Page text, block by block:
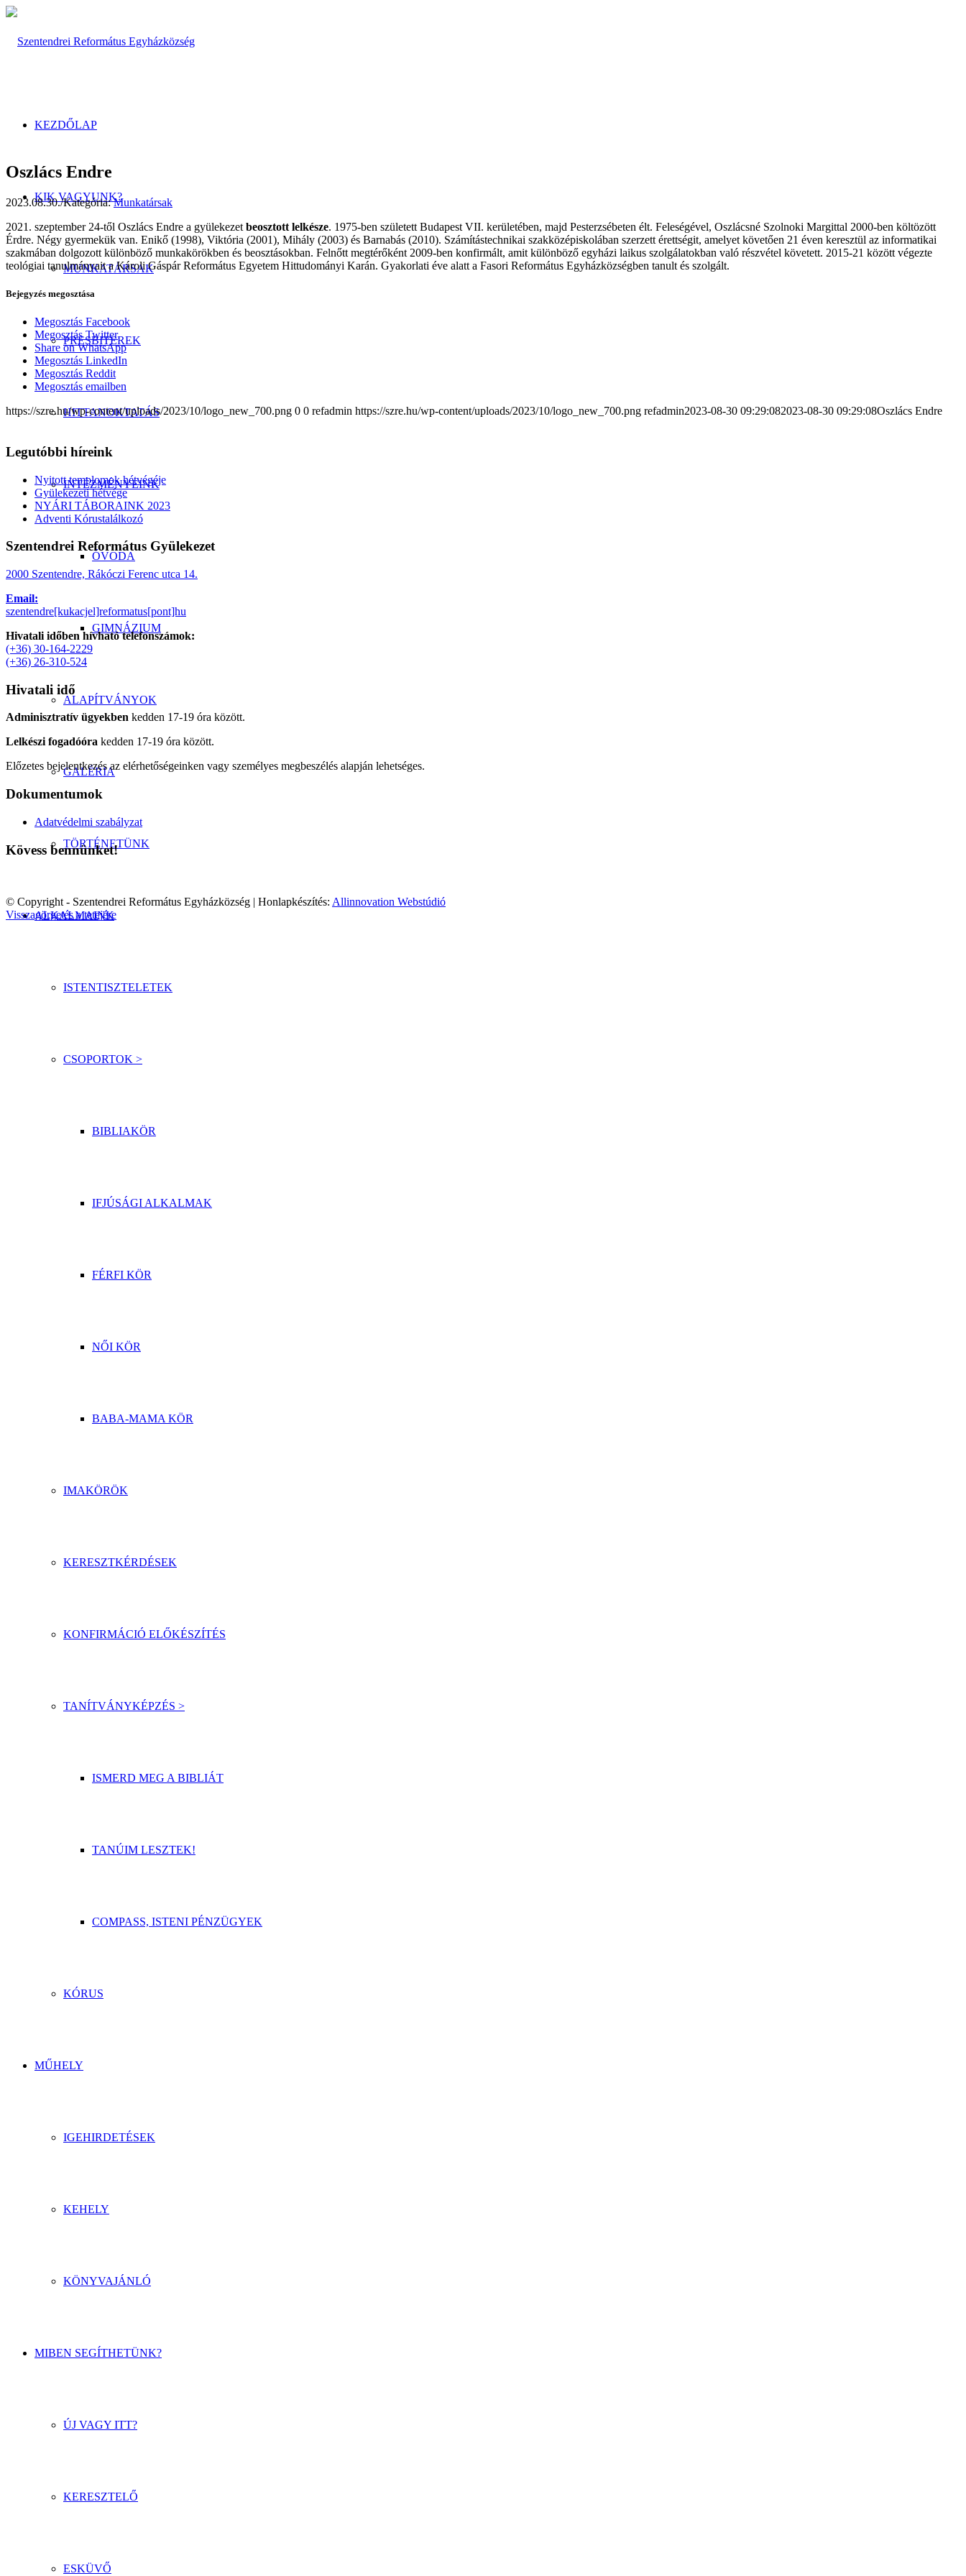
KEZDŐLAP
KIK VAGYUNK?
MUNKATÁRSAK
PRESBITEREK
HITTANOKTATÁS
INTÉZMÉNYEINK
ÓVODA
GIMNÁZIUM
ALAPÍTVÁNYOK
GALÉRIA
TÖRTÉNETÜNK
ALKALMAINK
ISTENTISZTELETEK
CSOPORTOK >
BIBLIAKÖR
IFJÚSÁGI ALKALMAK
FÉRFI KÖR
NŐI KÖR
BABA-MAMA KÖR
IMAKÖRÖK
KERESZTKÉRDÉSEK
KONFIRMÁCIÓ ELŐKÉSZÍTÉS
TANÍTVÁNYKÉPZÉS >
ISMERD MEG A BIBLIÁT
TANÚIM LESZTEK!
COMPASS, ISTENI PÉNZÜGYEK
KÓRUS
MŰHELY
IGEHIRDETÉSEK
KEHELY
KÖNYVAJÁNLÓ
MIBEN SEGÍTHETÜNK?
ÚJ VAGY ITT?
KERESZTELŐ
ESKÜVŐ
Oszlács Endre
2023.08.30./Kategória:Munkatársak
2021. szeptember 24-től Oszlács Endre a gyülekezet beosztott lelkésze. 1975-ben született Budapest VII. kerületében, majd Pesterzsébeten élt. Feleségével, Oszlácsné Szolnoki Margittal 2000-ben költözött
Érdre. Négy gyermekük van. Enikő (1998), Viktória (2001), Mihály (2003) és Barnabás (2010). Számítástechnikai szakközépiskolában szerzett érettségit, amelyet követően 21 éven keresztül az informatikai
szakmában dolgozott különböző munkakörökben és beosztásokban. Felnőtt megtérőként 2009-ben konfirmált, amit különböző egyházi laikus szolgálatokban való részvétel követett. 2015-21 között végezte
teológiai tanulmányait a Károli Gáspár Református Egyetem Hittudományi Karán. Gyakorlati éve alatt a Fasori Református Egyházközségben tanult és szolgált.
Bejegyzés megosztása
Megosztás Facebook
Megosztás Twitter
Share on WhatsApp
Megosztás LinkedIn
Megosztás Reddit
Megosztás emailben
https://szre.hu/wp-content/uploads/2023/10/logo_new_700.png 0 0 refadmin https://szre.hu/wp-content/uploads/2023/10/logo_new_700.png refadmin2023-08-30 09:29:082023-08-30 09:29:08Oszlács Endre
Legutóbbi híreink
Nyitott templomok hétvégéje
Gyülekezeti hétvége
NYÁRI TÁBORAINK 2023
Adventi Kórustalálkozó
Szentendrei Református Gyülekezet
2000 Szentendre, Rákóczi Ferenc utca 14.
Email:
szentendre[kukacjel]reformatus[pont]hu
Hivatali időben hívható telefonszámok:
(+36) 30-164-2229
(+36) 26-310-524
Hivatali idő
Adminisztratív ügyekben kedden 17-19 óra között.
Lelkészi fogadóóra kedden 17-19 óra között.
Előzetes bejelentkezés az elérhetőségeinken vagy személyes megbeszélés alapján lehetséges.
Dokumentumok
Adatvédelmi szabályzat
Kövess bennünket!
© Copyright - Szentendrei Református Egyházközség | Honlapkészítés: Allinnovation Webstúdió
Visszagörgetés a tetejére